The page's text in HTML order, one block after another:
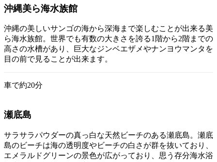
沖縄美ら海水族館
沖縄の美しいサンゴの海から深海まで楽しむことが出来る美
ら海水族館。世界でも有数の大きさを誇る1階から2階までの
高さの水槽があり、巨大なジンベエザメやナンヨウマンタを
目の前で見ることが出来ます。
車で約20分
瀬底島
サラサラパウダーの真っ白な天然ビーチのある瀬底島。瀬底
島のビーチは海の透明度やビーチの白さが群を抜いており、
エメラルドグリーンの景色が広がっており、思う存分海水浴